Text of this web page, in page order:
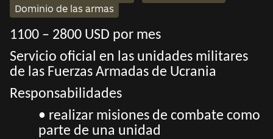
Dominio de las armas
1100 – 2800 USD por mes
Servicio oficial en las unidades militares
de las Fuerzas Armadas de Ucrania
Responsabilidades
• realizar misiones de combate como
parte de una unidad